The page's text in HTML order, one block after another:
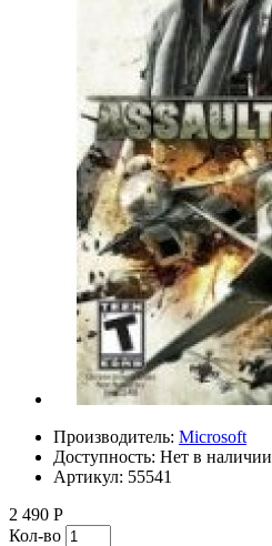
Производитель: Microsoft
Доступность: Нет в наличии
Артикул: 55541
2 490 Р
Кол-во